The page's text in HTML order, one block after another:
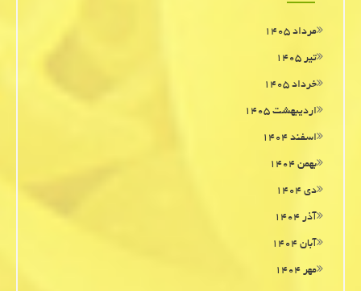
مرداد ۱۴۰۵
تیر ۱۴۰۵
خرداد ۱۴۰۵
اردیبهشت ۱۴۰۵
اسفند ۱۴۰۴
بهمن ۱۴۰۴
دی ۱۴۰۴
آذر ۱۴۰۴
آبان ۱۴۰۴
مهر ۱۴۰۴